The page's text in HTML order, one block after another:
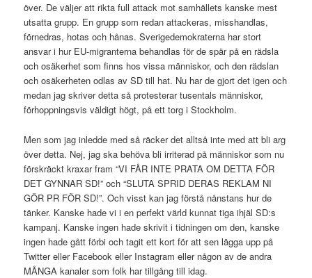
över. De väljer att rikta full attack mot samhällets kanske mest
utsatta grupp. En grupp som redan attackeras, misshandlas,
förnedras, hotas och hånas. Sverigedemokraterna har stort
ansvar i hur EU-migranterna behandlas för de spär på en rädsla
och osäkerhet som finns hos vissa människor, och den rädslan
och osäkerheten odlas av SD till hat. Nu har de gjort det igen och
medan jag skriver detta så protesterar tusentals människor,
förhoppningsvis väldigt högt, på ett torg i Stockholm.
Men som jag inledde med så räcker det alltså inte med att bli arg
över detta. Nej, jag ska behöva bli irriterad på människor som nu
förskräckt kraxar fram “VI FÅR INTE PRATA OM DETTA FÖR
DET GYNNAR SD!” och “SLUTA SPRID DERAS REKLAM NI
GÖR PR FÖR SD!”. Och visst kan jag förstå nånstans hur de
tänker. Kanske hade vi i en perfekt värld kunnat tiga ihjäl SD:s
kampanj. Kanske ingen hade skrivit i tidningen om den, kanske
ingen hade gått förbi och tagit ett kort för att sen lägga upp på
Twitter eller Facebook eller Instagram eller någon av de andra
MÅNGA kanaler som folk har tillgång till idag.